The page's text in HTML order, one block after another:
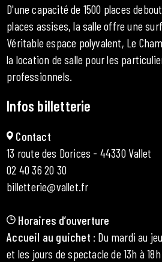
D'une capacité de 1500 places
places assises, la salle offre une
Véritable espace polyvalent, Le
la location de salle pour les
professionnels.
Infos billetterie
Contact
13 route des Dorices - 44330 Vallet
02 40 36 20 30
billetterie@vallet.fr
Horaires d’ouverture
Accueil au guichet : Du mardi au
et les jours de spectacle de 13h à